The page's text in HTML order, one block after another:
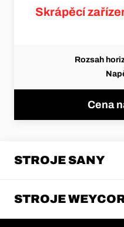
Skrápěcí
Rozsah
Cena
STROJE SANY
STROJE